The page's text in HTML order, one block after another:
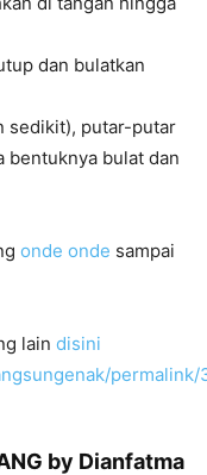
dan bulatkan
sedikit), putar-putar
bentuknya bulat dan
onde onde sampai
lain disini
by Dianfatma